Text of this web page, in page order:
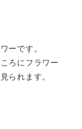
ーです。
ろにフラワー
られます。